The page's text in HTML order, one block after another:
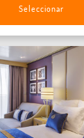
Seleccionar